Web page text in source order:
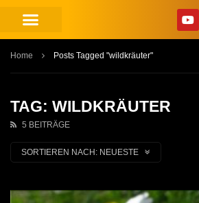
Home Posts Tagged "wildkräuter"
TAG: WILDKRÄUTER
5 BEITRÄGE
SORTIEREN NACH: NEUESTE